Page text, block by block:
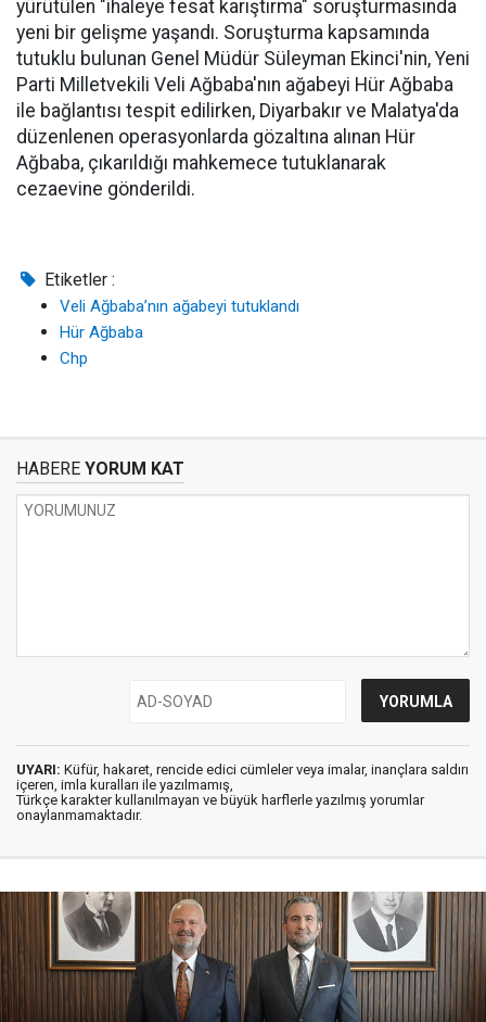
yürütülen "ihaleye fesat karıştırma" soruşturmasında
yeni bir gelişme yaşandı. Soruşturma kapsamında
tutuklu bulunan Genel Müdür Süleyman Ekinci'nin, Yeni
Parti Milletvekili Veli Ağbaba'nın ağabeyi Hür Ağbaba
ile bağlantısı tespit edilirken, Diyarbakır ve Malatya'da
düzenlenen operasyonlarda gözaltına alınan Hür
Ağbaba, çıkarıldığı mahkemece tutuklanarak
cezaevine gönderildi.
Etiketler :
Veli Ağbaba’nın ağabeyi tutuklandı
Hür Ağbaba
Chp
HABERE YORUM KAT
UYARI: Küfür, hakaret, rencide edici cümleler veya imalar, inançlara saldırı
içeren, imla kuralları ile yazılmamış,
Türkçe karakter kullanılmayan ve büyük harflerle yazılmış yorumlar
onaylanmamaktadır.